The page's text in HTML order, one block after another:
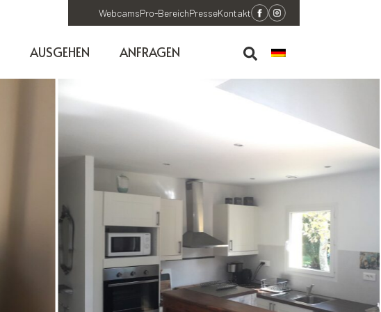
WebcamsPro-BereichPresseKontakt
AUSGEHEN ANFRAGEN